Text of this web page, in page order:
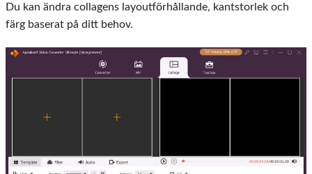
Du kan ändra collagens layoutförhållande, kantstorlek och
färg baserat på ditt behov.